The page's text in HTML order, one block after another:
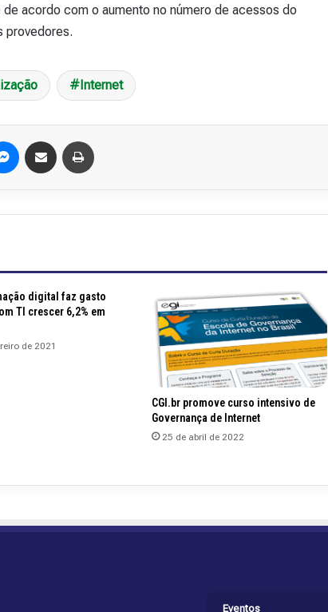
acordo com o aumento no número de acessos do
provedores.
Internet
digital faz gasto
TI crescer 6,2% em
de 2021
CGI.br promove curso intensivo de
Governança de Internet
25 de abril de 2022
Eventos